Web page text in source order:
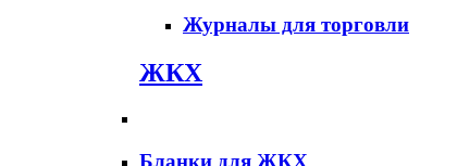
Журналы для торговли
ЖКХ
Бланки для ЖКХ